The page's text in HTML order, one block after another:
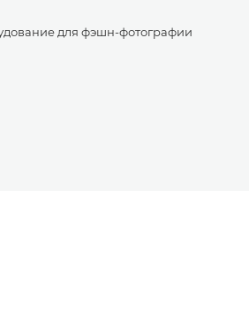
для фэшн-фотографии